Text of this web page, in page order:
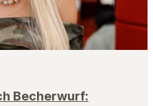
Becherwurf: